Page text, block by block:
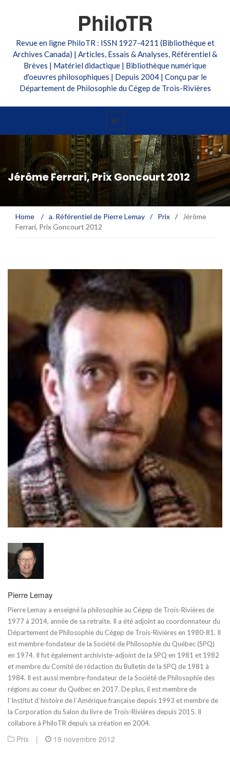
PhiloTR
Revue en ligne PhiloTR : ISSN 1927-4211 (Bibliothèque et
Archives Canada) | Articles, Essais & Analyses, Référentiel &
Brèves | Matériel didactique | Bibliothèque numérique
d'oeuvres philosophiques | Depuis 2004 | Conçu par le
Département de Philosophie du Cégep de Trois-Rivières
Jérôme Ferrari, Prix Goncourt 2012
Home / a. Référentiel de Pierre Lemay / Prix /
Jérôme
Ferrari, Prix Goncourt 2012
Pierre Lemay
Pierre Lemay a enseigné la philosophie au Cégep de Trois-Rivières de
1977 à 2014, année de sa retraite. Il a été adjoint au coordonnateur du
Département de Philosophie du Cégep de Trois-Rivières en 1980-81. Il
est membre-fondateur de la Société de Philosophie du Québec (SPQ)
en 1974. Il fut également archiviste-adjoint de la SPQ en 1981 et 1982
et membre du Comité de rédaction du Bulletin de la SPQ de 1981 à
1984. Il est aussi membre-fondateur de la Société de Philosophie des
régions au coeur du Québec en 2017. De plus, il est membre de
l`Institut d`histoire de l`Amérique française depuis 1993 et membre de
la Corporation du Salon du livre de Trois-Rivières depuis 2015. Il
collabore à PhiloTR depuis sa création en 2004.
Prix | 19 novembre 2012